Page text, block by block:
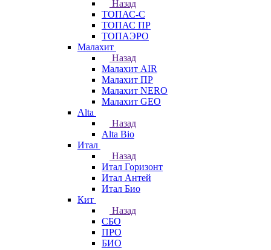
Назад
ТОПАС-С
ТОПАС ПР
ТОПАЭРО
Малахит
Назад
Малахит AIR
Малахит ПР
Малахит NERO
Малахит GEO
Alta
Назад
Alta Bio
Итал
Назад
Итал Горизонт
Итал Антей
Итал Био
Кит
Назад
СБО
ПРО
БИО